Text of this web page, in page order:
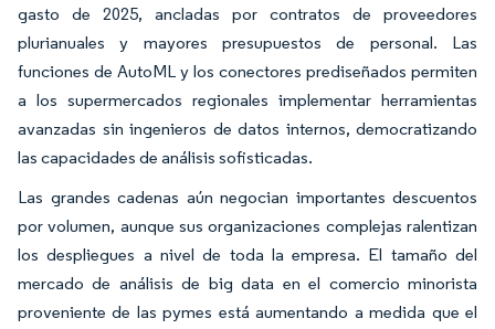
gasto de 2025, ancladas por contratos de proveedores
plurianuales y mayores presupuestos de personal. Las
funciones de AutoML y los conectores prediseñados permiten
a los supermercados regionales implementar herramientas
avanzadas sin ingenieros de datos internos, democratizando
las capacidades de análisis sofisticadas.
Las grandes cadenas aún negocian importantes descuentos
por volumen, aunque sus organizaciones complejas ralentizan
los despliegues a nivel de toda la empresa. El tamaño del
mercado de análisis de big data en el comercio minorista
proveniente de las pymes está aumentando a medida que el